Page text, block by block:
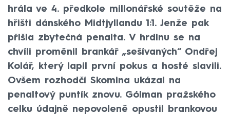
hrála ve 4. předkole milionářské soutěže na
hřišti dánského Midtjyllandu 1:1. Jenže pak
přišla zbytečná penalta. V hrdinu se na
chvíli proměnil brankář „sešívaných“ Ondřej
Kolář, který lapil první pokus a hosté slavili.
Ovšem rozhodčí Skomina ukázal na
penaltový puntík znovu. Gólman pražského
celku údajně nepovoleně opustil brankovou